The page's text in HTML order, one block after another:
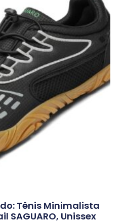
Tênis Minimalista
SAGUARO, Unissex